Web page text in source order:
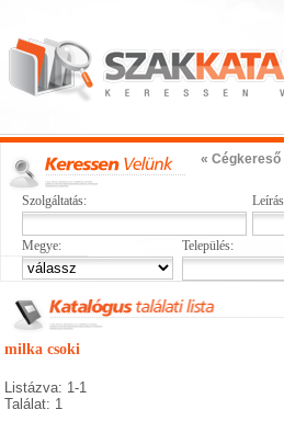
« Cégkereső
Szolgáltatás:
Megye: Település:
milka csoki
Listázva: 1-1
Találat: 1